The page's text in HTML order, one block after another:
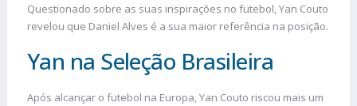
Questionado sobre as suas inspirações no futebol, Yan Couto
revelou que Daniel Alves é a sua maior referência na posição.
Yan na Seleção Brasileira
Após alcançar o futebol na Europa, Yan Couto riscou mais um